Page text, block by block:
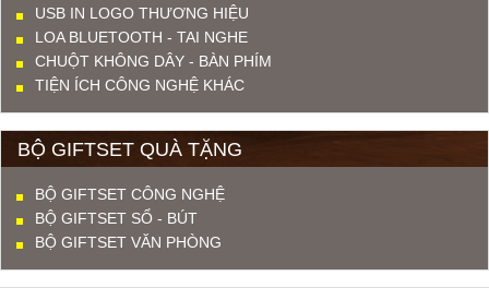
USB IN LOGO THƯƠNG HIỆU
LOA BLUETOOTH - TAI NGHE
CHUỘT KHÔNG DÂY - BÀN PHÍM
TIỆN ÍCH CÔNG NGHỆ KHÁC
BỘ GIFTSET QUÀ TẶNG
BỘ GIFTSET CÔNG NGHỆ
BỘ GIFTSET SỔ - BÚT
BỘ GIFTSET VĂN PHÒNG